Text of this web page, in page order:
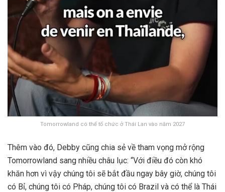
Tomorrowland có thể tổ chức ở Thái Lan vào năm 2027
Thêm vào đó, Debby cũng chia sẻ về tham vọng mở rộng
Tomorrowland sang nhiều châu lục: “Với điều đó còn khó
khăn hơn vì vậy chúng tôi sẽ bắt đầu ngay bây giờ, chúng tôi
có Bỉ, chúng tôi có Pháp, chúng tôi có Brazil và có thể là Thái